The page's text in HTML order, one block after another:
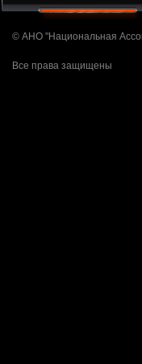
© АНО "Национальная
Все права защищены